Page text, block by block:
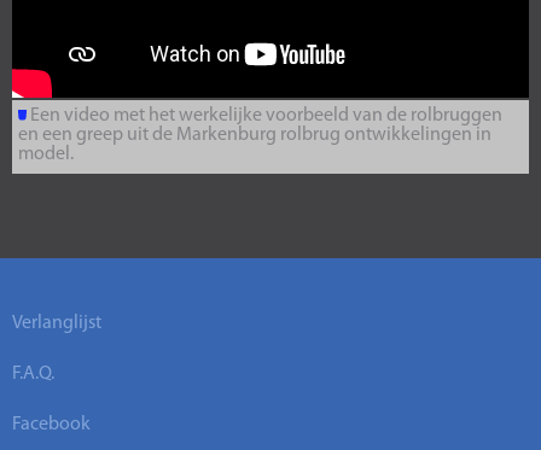
Een video met het werkelijke voorbeeld van de rolbruggen
en een greep uit de Markenburg rolbrug ontwikkelingen in
model.
Verlanglijst
F.A.Q.
Facebook